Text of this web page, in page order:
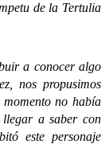
de la Tertulia
a conocer algo
nos propusimos
no había
llegar a saber con
este personaje